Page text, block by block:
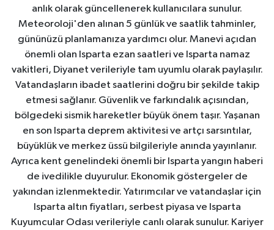
anlık olarak güncellenerek kullanıcılara sunulur.
Meteoroloji'den alınan 5 günlük ve saatlik tahminler,
gününüzü planlamanıza yardımcı olur. Manevi açıdan
önemli olan Isparta ezan saatleri ve Isparta namaz
vakitleri, Diyanet verileriyle tam uyumlu olarak paylaşılır.
Vatandaşların ibadet saatlerini doğru bir şekilde takip
etmesi sağlanır. Güvenlik ve farkındalık açısından,
bölgedeki sismik hareketler büyük önem taşır. Yaşanan
en son Isparta deprem aktivitesi ve artçı sarsıntılar,
büyüklük ve merkez üssü bilgileriyle anında yayınlanır.
Ayrıca kent genelindeki önemli bir Isparta yangın haberi
de ivedilikle duyurulur. Ekonomik göstergeler de
yakından izlenmektedir. Yatırımcılar ve vatandaşlar için
Isparta altın fiyatları, serbest piyasa ve Isparta
Kuyumcular Odası verileriyle canlı olarak sunulur. Kariyer